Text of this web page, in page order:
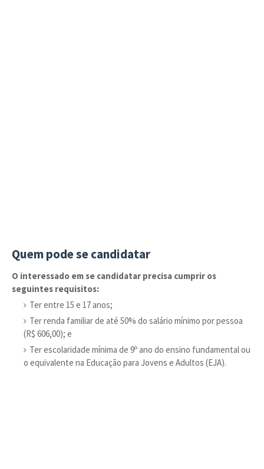
Quem pode se candidatar
O interessado em se candidatar precisa cumprir os
seguintes requisitos:
Ter entre 15 e 17 anos;
Ter renda familiar de até 50% do salário mínimo por pessoa
(R$ 606,00); e
Ter escolaridade mínima de 9º ano do ensino fundamental ou
o equivalente na Educação para Jovens e Adultos (EJA).